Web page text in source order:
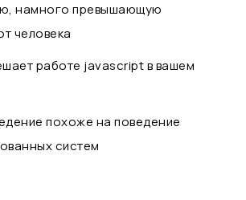
намного превышающую
человека
работе javascript в вашем
похоже на поведение
систем